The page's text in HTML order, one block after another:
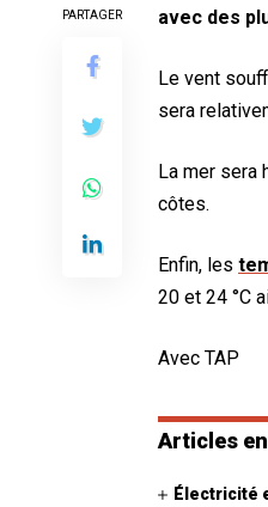
PARTAGER
avec des
Le vent
sera
La mer sera
côtes.
Enfin, les
20 et 24 °C
Avec TAP
Articles
Électricité